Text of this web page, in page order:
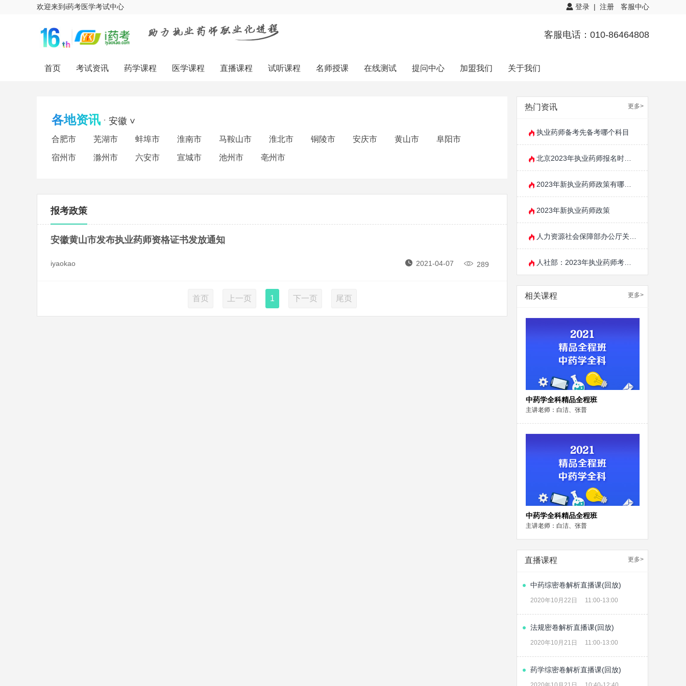
欢迎来到i药考医学考试中心 登录 | 注册 客服中心
客服电话：010-86464808
首页 考试资讯 药学课程 医学课程 直播课程 试听课程 名师授课 在线测试 提问中心 加盟我们 关于我们
各地资讯 · 安徽 >
合肥市 芜湖市 蚌埠市 淮南市 马鞍山市 淮北市 铜陵市 安庆市 黄山市 阜阳市
宿州市 滁州市 六安市 宣城市 池州市 亳州市
报考政策
安徽黄山市发布执业药师资格证书发放通知
iyaokao 289
2021-04-07
首页 上一页 1 下一页 尾页
热门资讯 更多>
执业药师备考先备考哪个科目
2023年新执业药师政策
相关课程 更多>
中药学全科精品全程班
主讲老师：白洁、张普
中药学全科精品全程班
主讲老师：白洁、张普
直播课程 更多>
中药综密卷解析直播课(回放)
2020年10月22日 11:00-13:00
法规密卷解析直播课(回放)
2020年10月21日 11:00-13:00
药学综密卷解析直播课(回放)